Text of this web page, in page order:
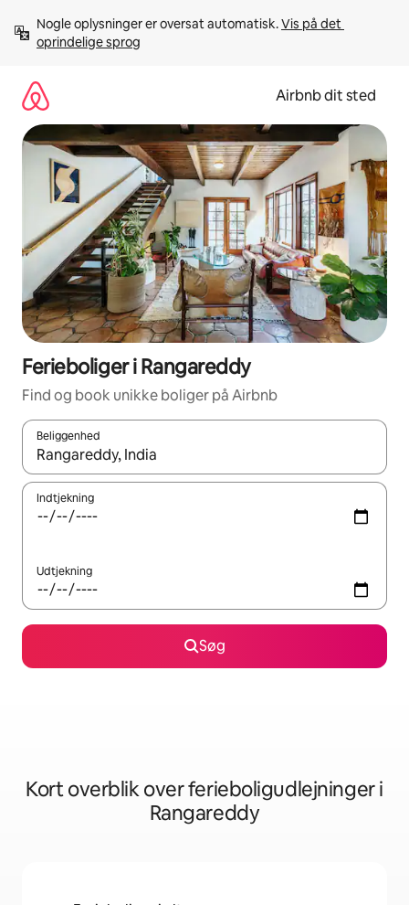
videre
Nogle oplysninger er oversat automatisk. Vis på det
oprindelige sprog
Airbnb dit sted
Ferieboliger i Rangareddy
Find og book unikke boliger på Airbnb
Beliggenhed
Når resultaterne er tilgængelige, skal du navigere med
Indtjekning
Udtjekning
Søg
Kort overblik over ferieboligudlejninger i
Rangareddy